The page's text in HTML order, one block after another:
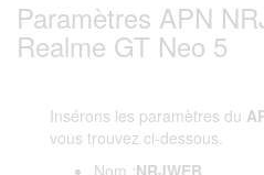
Paramètres APN
Realme GT Neo 5
Insérons les paramètres du
vous trouvez ci-dessous.
Nom :NRJWEB